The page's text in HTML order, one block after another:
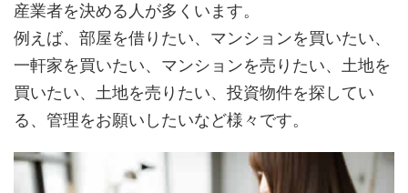
産業者を決める人が多くいます。
例えば、部屋を借りたい、マンションを買いたい、
一軒家を買いたい、マンションを売りたい、土地を
買いたい、土地を売りたい、投資物件を探してい
る、管理をお願いしたいなど様々です。